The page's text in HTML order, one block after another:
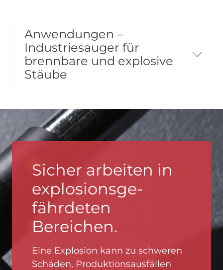
Anwendungen –
Industriesauger für
brennbare und explosive
Stäube
Sicher arbeiten in
explosionsge-
fährdeten
Bereichen.
Eine Explosion kann zu schweren
Schäden, Produktionsausfällen